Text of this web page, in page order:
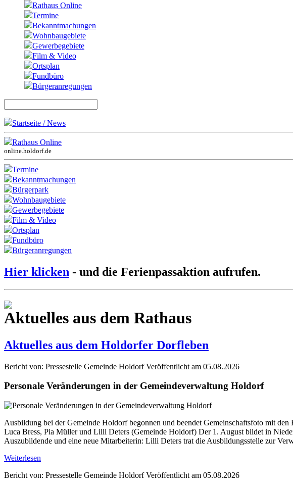
Rathaus Online
Termine
Bekanntmachungen
Wohnbaugebiete
Gewerbegebiete
Film & Video
Ortsplan
Fundbüro
Bürgeranregungen
Startseite / News
Rathaus Online
online.holdorf.de
Termine
Bekanntmachungen
Bürgerpark
Wohnbaugebiete
Gewerbegebiete
Film & Video
Ortsplan
Fundbüro
Bürgeranregungen
Hier klicken - und die Ferienpassaktion aufrufen.
Aktuelles aus dem Rathaus
Aktuelles aus dem Holdorfer Dorfleben
Bericht von: Pressestelle Gemeinde Holdorf Veröffentlicht am 05.08.2026
Personale Veränderungen in der Gemeindeverwaltung Holdorf
Ausbildung bei der Gemeinde Holdorf begonnen und beendet Gemeinschaftsfoto mit
Luca Bress, Pia Müller und Lilli Deters (Gemeinde Holdorf) Der 1. August bildet in
Auszubildende und eine neue Mitarbeiterin: Lilli Deters trat die Ausbildungsstelle zur
Weiterlesen
Bericht von: Pressestelle Gemeinde Holdorf Veröffentlicht am 05.08.2026